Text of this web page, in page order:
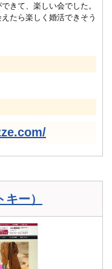
きて、楽しい会でした。
たら楽しく婚活できそう
ー）